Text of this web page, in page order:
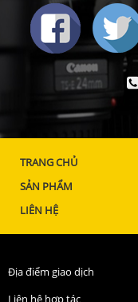
TRANG CHỦ
SẢN PHẨM
LIÊN HỆ
Địa điểm giao dịch
Liên hệ hợp tác